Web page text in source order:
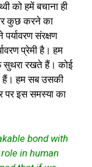
को हमें बचाना ही
कुछ करने का
संरक्षण
प्रेमी है। हम
सुथरा रखते हैं। कोई
हैं। हम सब उसकी
पर इस समस्या का
bond with
in human